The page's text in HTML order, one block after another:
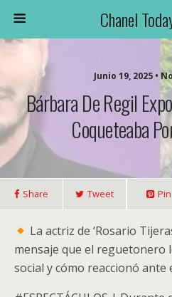
Chanel
Junio 19, 2025 •
Bárbara De Regil
Coqueteaba
Share Tweet Pin
La actriz de ‘Rosario
mensaje que el reguetonero
social y cómo reaccionó ante